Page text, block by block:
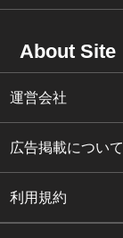
About Site
運営会社
広告掲載について
利用規約